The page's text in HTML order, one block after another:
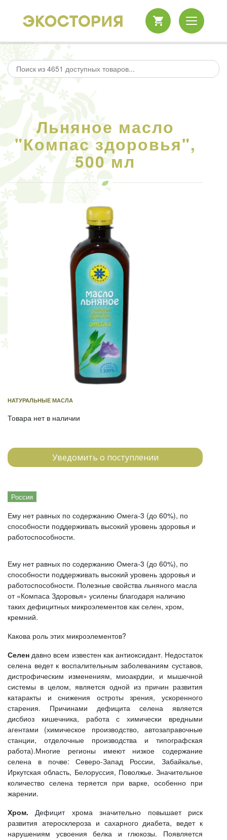
Льняное масло
"Компас здоровья",
500 мл
НАТУРАЛЬНЫЕ МАСЛА
Товара нет в наличии
Уведомить о поступлении
Россия
Ему нет равных по содержанию Омега-3 (до 60%), по
способности поддерживать высокий уровень здоровья и
работоспособности.
Ему нет равных по содержанию Омега-3 (до 60%), по
способности поддерживать высокий уровень здоровья и
работоспособности. Полезные свойства льняного масла
от «Компаса Здоровья» усилены благодаря наличию
таких дефицитных микроэлементов как селен, хром,
кремний.
Какова роль этих микроэлементов?
Селендавно всем известен как антиоксидант. Недостаток
селена ведет к воспалительным заболеваниям суставов,
дистрофическим изменениям, миоакрдии, и мышечной
системы в целом, является одной из причин развития
катаракты и снижения остроты зрения, ускоренного
старения. Причинами дефицита селена является
дисбиоз кишечника, работа с химически вредными
агентами (химическое производство, автозаправочные
станции, отделочные производства и типографская
работа).Многие регионы имеют низкое содержание
селена в почве: Северо-Запад России, Забайкалье,
Иркутская область, Белоруссия, Поволжье. Значительное
количество селена теряется при варке, особенно при
жарении.
Хром. Дефицит хрома значительно повышает риск
развития атеросклероза и сахарного диабета, ведет к
нарушениям усвоения белка и глюкозы. Появляется